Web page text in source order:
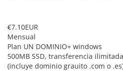
€7.10EUR
Mensual
Plan UN DOMINIO+ windows
500MB SSD, transferencia
(incluye dominio grauito .com o